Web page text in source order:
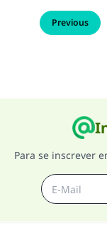
Previous
Para se inscrever